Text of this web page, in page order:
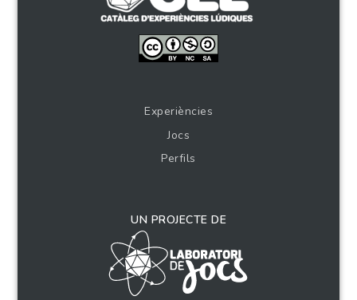
Experiències
Jocs
Perfils
UN PROJECTE DE